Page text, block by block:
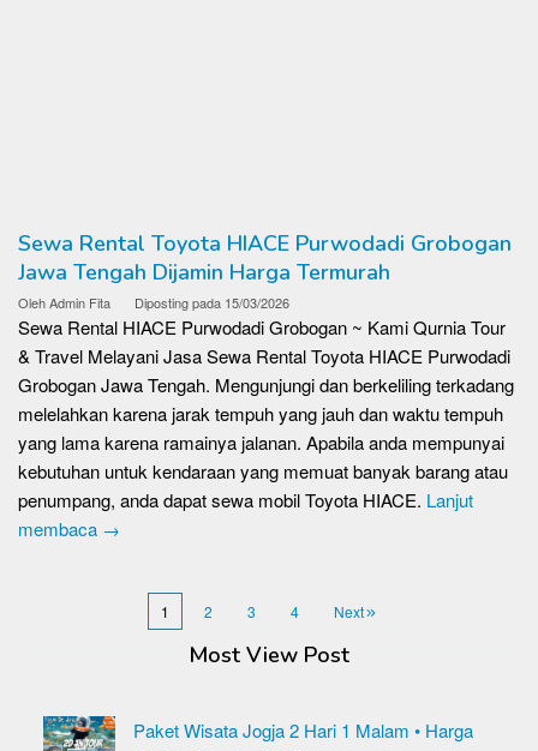
Sewa Rental Toyota HIACE Purwodadi Grobogan
Jawa Tengah Dijamin Harga Termurah
OlehAdmin Fita Diposting pada 15/03/2026
Sewa Rental HIACE Purwodadi Grobogan ~ Kami Qurnia Tour
& Travel Melayani Jasa Sewa Rental Toyota HIACE Purwodadi
Grobogan Jawa Tengah. Mengunjungi dan berkeliling terkadang
melelahkan karena jarak tempuh yang jauh dan waktu tempuh
yang lama karena ramainya jalanan. Apabila anda mempunyai
kebutuhan untuk kendaraan yang memuat banyak barang atau
penumpang, anda dapat sewa mobil Toyota HIACE. Lanjut
membaca →
1 2 3 4 Next
Most View Post
Paket Wisata Jogja 2 Hari 1 Malam • Harga